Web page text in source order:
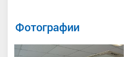
Фотографии